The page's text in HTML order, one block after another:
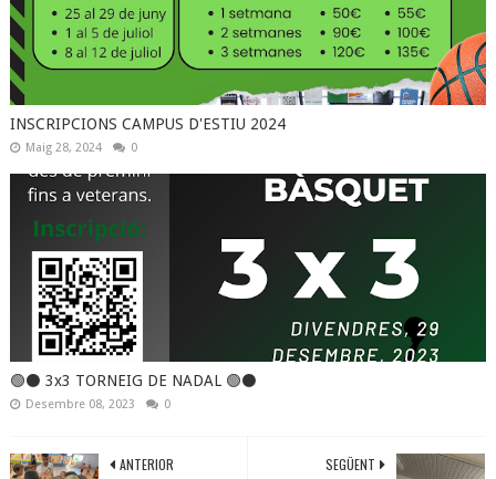
INSCRIPCIONS CAMPUS D'ESTIU 2024
Maig 28, 2024 0
🟢⚫️ 3x3 TORNEIG DE NADAL 🟢⚫️
Desembre 08, 2023 0
SEGÜENT
ANTERIOR